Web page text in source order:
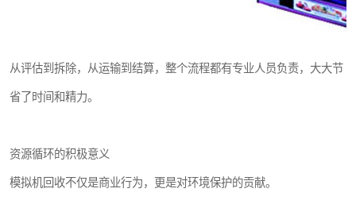
从评估到拆除，从运输到结算，整个流程都有专业人员负责，大大节
省了时间和精力。
资源循环的积极意义
模拟机回收不仅是商业行为，更是对环境保护的贡献。